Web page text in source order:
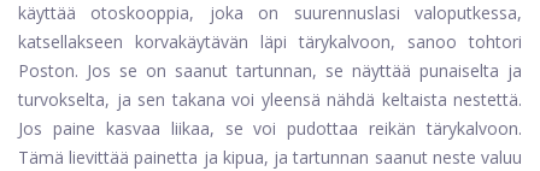
käyttää otoskooppia, joka on suurennuslasi valoputkessa,
katsellakseen korvakäytävän läpi tärykalvoon, sanoo tohtori
Poston. Jos se on saanut tartunnan, se näyttää punaiselta ja
turvokselta, ja sen takana voi yleensä nähdä keltaista nestettä.
Jos paine kasvaa liikaa, se voi pudottaa reikän tärykalvoon.
Tämä lievittää painetta ja kipua, ja tartunnan saanut neste valuu